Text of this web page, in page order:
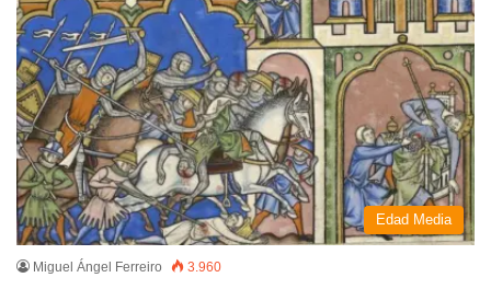
Edad Media
Miguel Ángel Ferreiro 3.960